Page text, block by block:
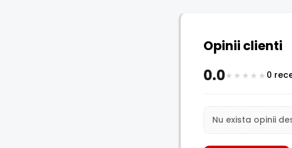
Opinii clienti
0.0 0
Nu exista opinii